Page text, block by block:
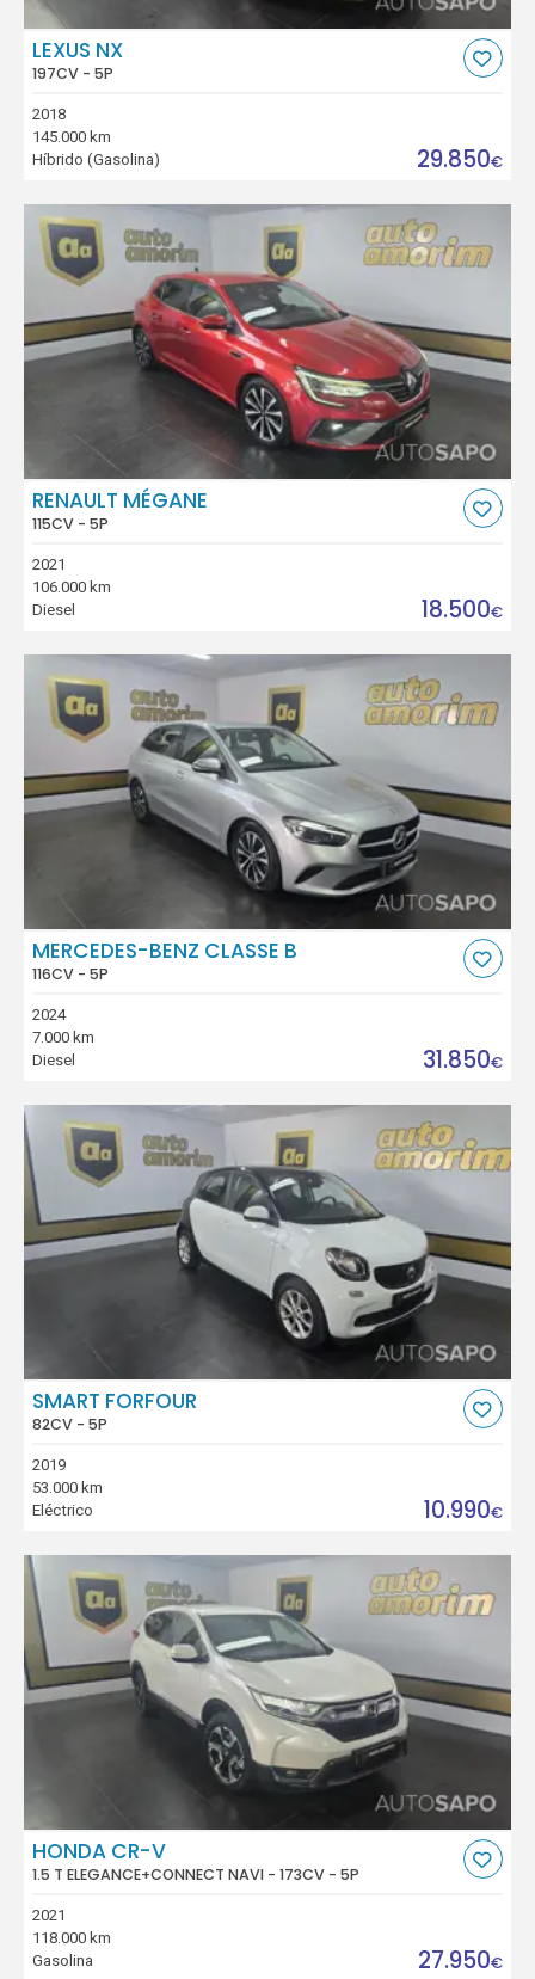
LEXUS NX
197CV - 5P
2018
145.000 km
Híbrido (Gasolina)
29.850€
RENAULT MÉGANE
115CV - 5P
2021
106.000 km
Diesel
18.500€
MERCEDES-BENZ CLASSE B
116CV - 5P
2024
7.000 km
Diesel
31.850€
SMART FORFOUR
82CV - 5P
2019
53.000 km
Eléctrico
10.990€
HONDA CR-V
1.5 T ELEGANCE+CONNECT NAVI - 173CV - 5P
2021
118.000 km
Gasolina
27.950€